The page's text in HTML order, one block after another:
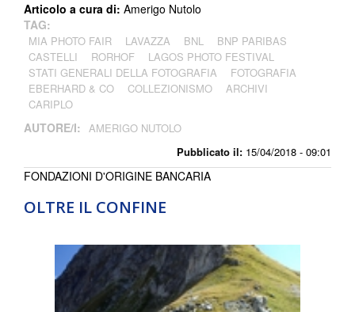
Pubblicato il: 15/04/2018 - 09:01
Articolo a cura di: Amerigo Nutolo
TAG:
MIA PHOTO FAIR LAVAZZA BNL
BNP PARIBAS
CASTELLI
RORHOF
LAGOS PHOTO FESTIVAL
STATI GENERALI DELLA FOTOGRAFIA
FOTOGRAFIA
EBERHARD & CO
COLLEZIONISMO
ARCHIVI
CARIPLO
AUTORE/I: AMERIGO NUTOLO
OLTRE IL CONFINE
FONDAZIONI D'ORIGINE BANCARIA